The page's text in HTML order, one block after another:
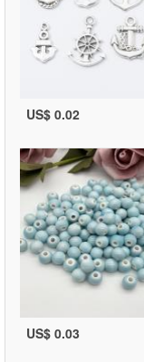
US$ 0.02
US$ 0.03